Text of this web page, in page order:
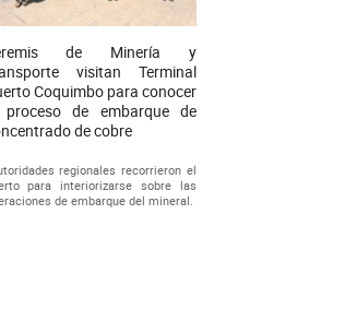
de Minería y
visitan Terminal
Coquimbo para conocer
de embarque de
de cobre
regionales recorrieron el
para interiorizarse sobre las
de embarque del mineral.